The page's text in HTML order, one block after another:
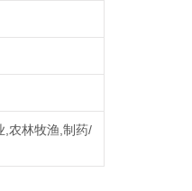
,农林牧渔,制药/